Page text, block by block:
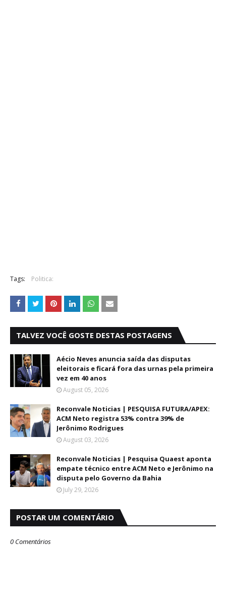
Tags: Politica:
TALVEZ VOCÊ GOSTE DESTAS POSTAGENS
Aécio Neves anuncia saída das disputas
eleitorais e ficará fora das urnas pela primeira
vez em 40 anos
August 05, 2026
Reconvale Noticias | PESQUISA FUTURA/APEX:
ACM Neto registra 53% contra 39% de
Jerônimo Rodrigues
August 03, 2026
Reconvale Noticias | Pesquisa Quaest aponta
empate técnico entre ACM Neto e Jerônimo na
disputa pelo Governo da Bahia
July 29, 2026
POSTAR UM COMENTÁRIO
0 Comentários